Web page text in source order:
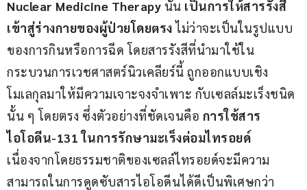
Nuclear Medicine Therapy นั้น เป็นการให้สารรังสี
เข้าสู่ร่างกายของผู้ป่วยโดยตรง ไม่ว่าจะเป็นในรูปแบบ
ของการกินหรือการฉีด โดยสารรังสีที่นำมาใช้ใน
กระบวนการเวชศาสตร์นิวเคลียร์นี้ ถูกออกแบบเชิง
โมเลกุลมาให้มีความเจาะจงจำเพาะ กับเซลล์มะเร็งชนิด
นั้น ๆ โดยตรง ซึ่งตัวอย่างที่ชัดเจนคือ การใช้สาร
ไอโอดีน-131 ในการรักษามะเร็งต่อมไทรอยด์
เนื่องจากโดยธรรมชาติของเซลล์ไทรอยด์จะมีความ
สามารถในการดูดซับสารไอโอดีนได้ดีเป็นพิเศษกว่า